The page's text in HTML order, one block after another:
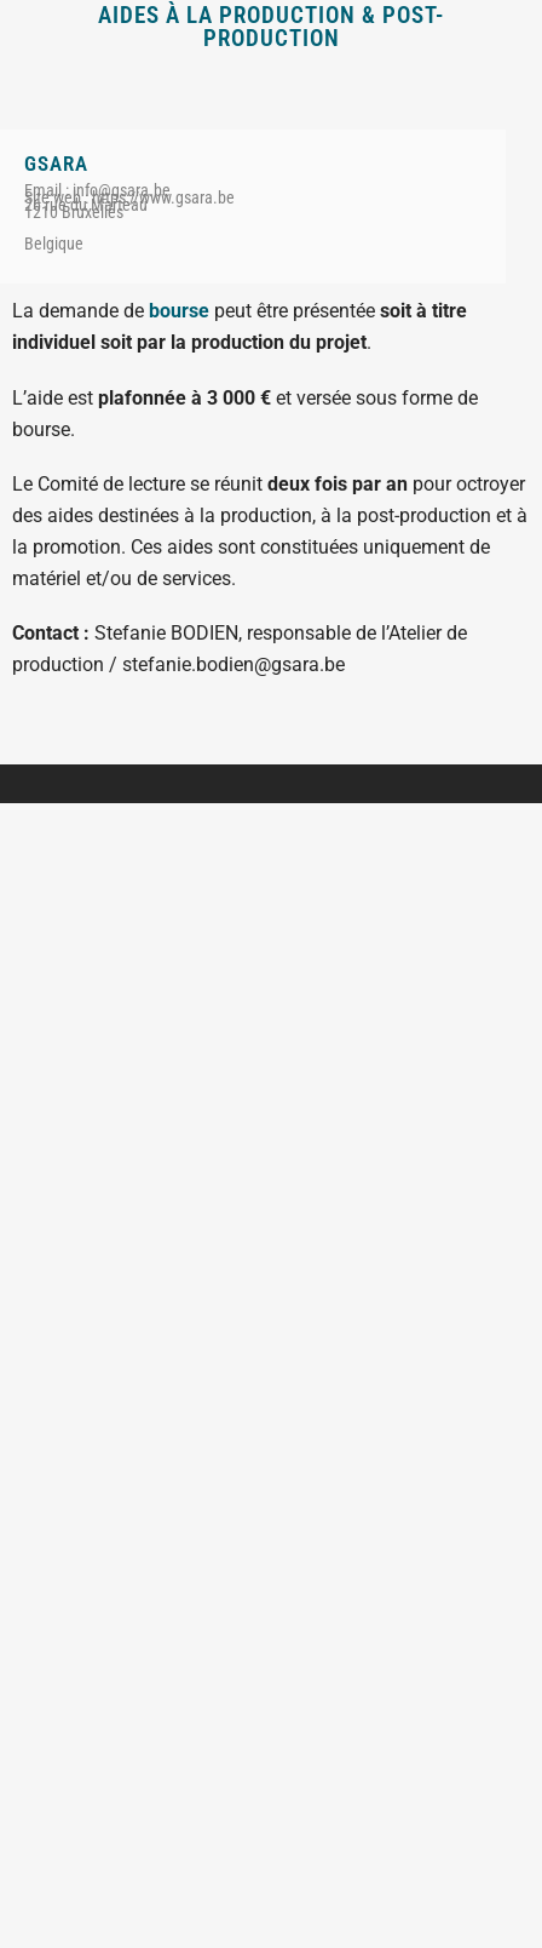
AIDES À LA PRODUCTION & POST-
PRODUCTION
GSARA
Email : info@gsara.be
Site web : https://www.gsara.be
26 rue du Marteau
1210 Bruxelles
Belgique
La demande de bourse peut être présentée soit à titre
individuel soit par la production du projet.
L’aide est plafonnée à 3 000 € et versée sous forme de
bourse.
Le Comité de lecture se réunit deux fois par an pour octroyer
des aides destinées à la production, à la post-production et à
la promotion. Ces aides sont constituées uniquement de
matériel et/ou de services.
Contact : Stefanie BODIEN, responsable de l’Atelier de
production / stefanie.bodien@gsara.be